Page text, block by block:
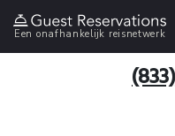
Een onafhankelijk reisnetwerk